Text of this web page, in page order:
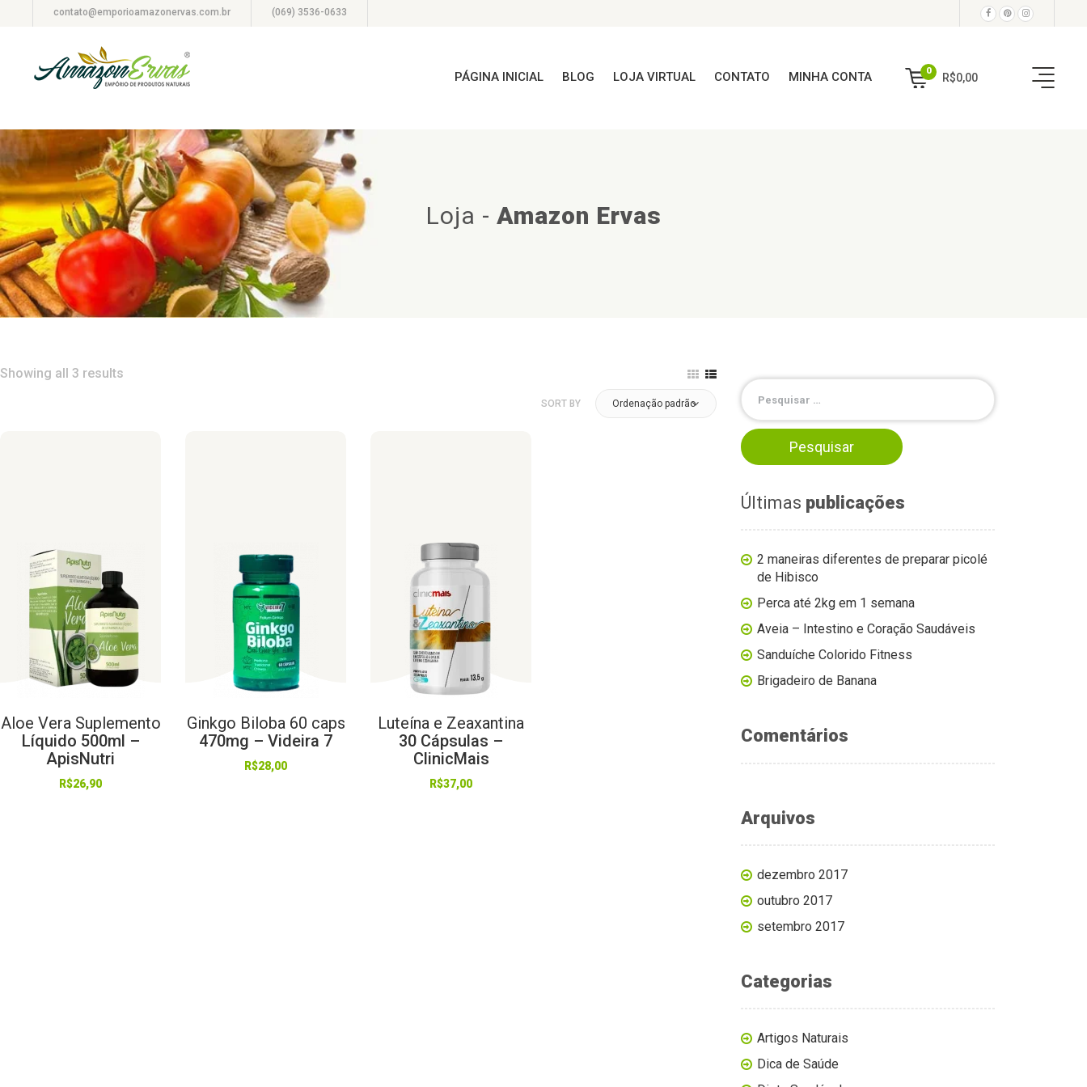
contato@emporioamazonervas.com.br (069) 3536-0633
PÁGINA INICIAL BLOG LOJA VIRTUAL CONTATO MINHA CONTA 0
R$0,00
Loja - Amazon Ervas
Showing all 3 results
SORT BY Ordenação padrão
Aloe Vera Suplemento
Líquido 500ml –
ApisNutri
R$26,90
Ginkgo Biloba 60 caps
470mg – Videira 7
R$28,00
Luteína e Zeaxantina
30 Cápsulas –
ClinicMais
R$37,00
Últimas publicações
2 maneiras diferentes de preparar picolé
de Hibisco
Perca até 2kg em 1 semana
Aveia – Intestino e Coração Saudáveis
Sanduíche Colorido Fitness
Brigadeiro de Banana
Comentários
Arquivos
dezembro 2017
outubro 2017
setembro 2017
Categorias
Artigos Naturais
Dica de Saúde